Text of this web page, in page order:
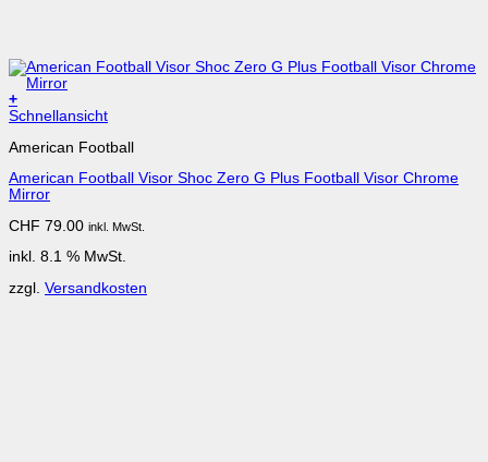
+
Schnellansicht
American Football
American Football Visor Shoc Zero G Plus Football Visor Chrome
Mirror
CHF 79.00 inkl. MwSt.
inkl. 8.1 % MwSt.
zzgl. Versandkosten